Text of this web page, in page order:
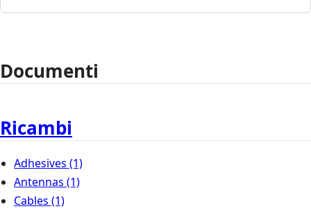
Documenti
Ricambi
Adhesives (1)
Antennas (1)
Cables (1)